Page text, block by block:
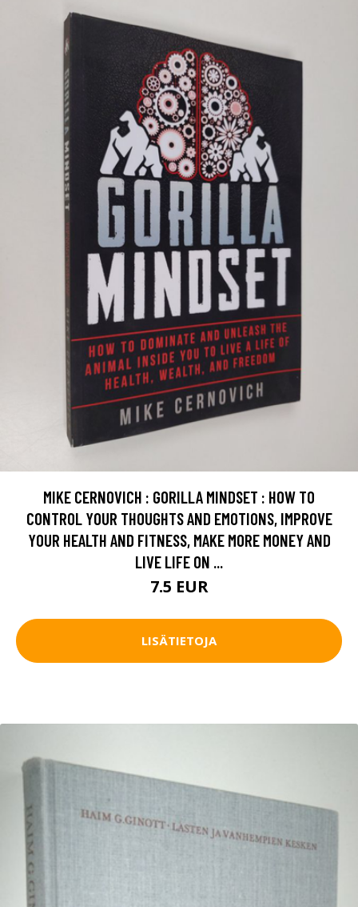
MIKE CERNOVICH : GORILLA MINDSET : HOW TO
CONTROL YOUR THOUGHTS AND EMOTIONS, IMPROVE
YOUR HEALTH AND FITNESS, MAKE MORE MONEY AND
LIVE LIFE ON ...
7.5 EUR
LISÄTIETOJA